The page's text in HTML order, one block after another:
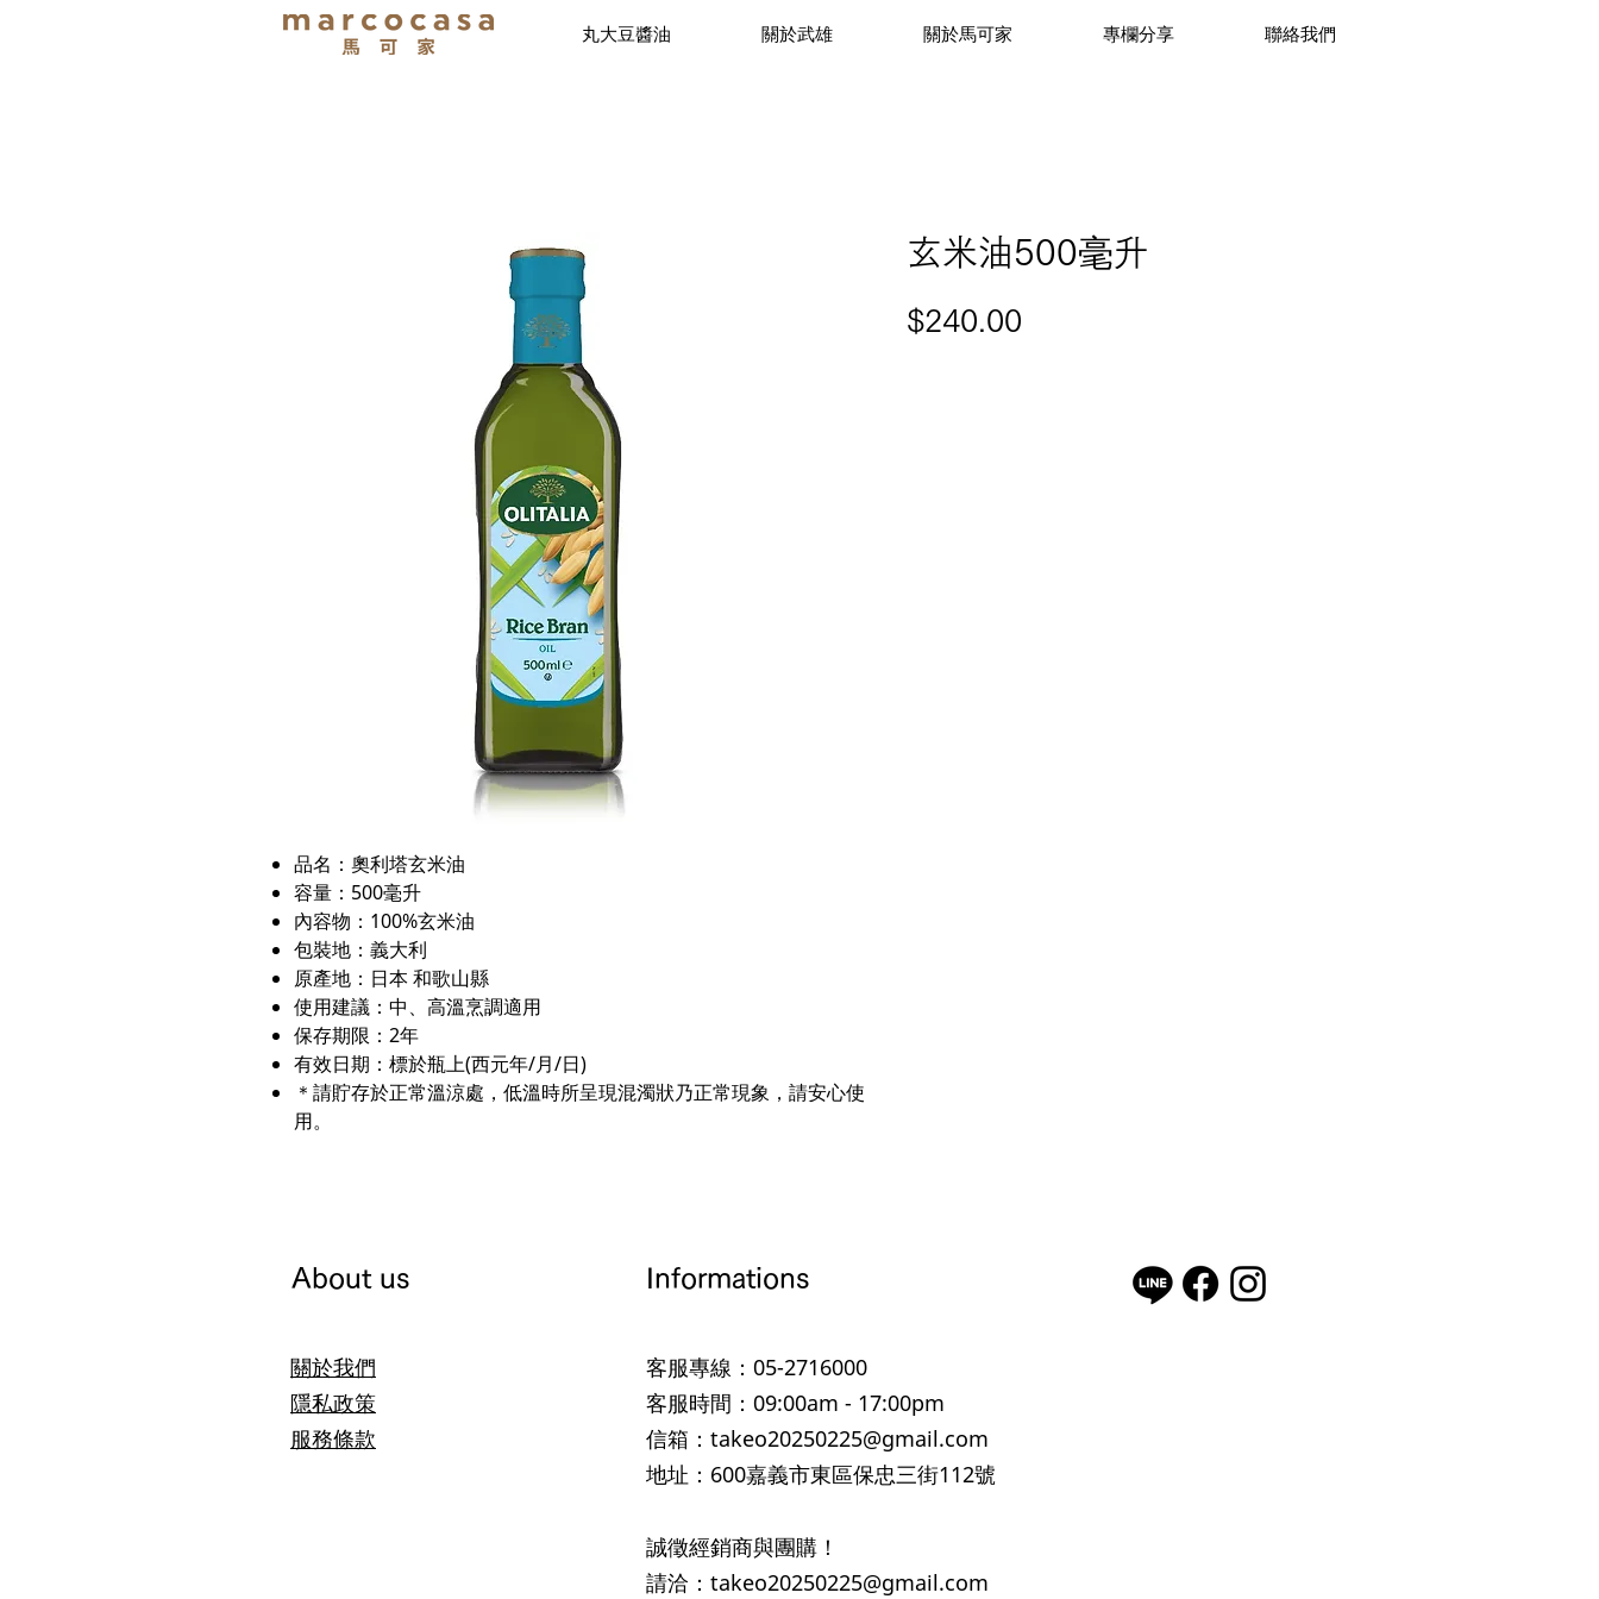
丸大豆醬油 關於武雄 關於馬可家 專欄分享 聯絡我們
品名：奧利塔玄米油
容量：500毫升
內容物：100%玄米油
包裝地：義大利
原產地：日本 和歌山縣
使用建議：中、高溫烹調適用
保存期限：2年
有效日期：標於瓶上(西元年/月/日)
＊請貯存於正常溫涼處，低溫時所呈現混濁狀乃正常現象，請安心使
用。
玄米油500毫升
$240.00
About us
關於我們
隱私政策
服務條款
Informations
客服專線：05-2716000
客服時間：09:00am - 17:00pm
信箱：takeo20250225@gmail.com
地址：600嘉義市東區保忠三街112號
誠徵經銷商與團購！
​請洽： takeo20250225@gmail.com